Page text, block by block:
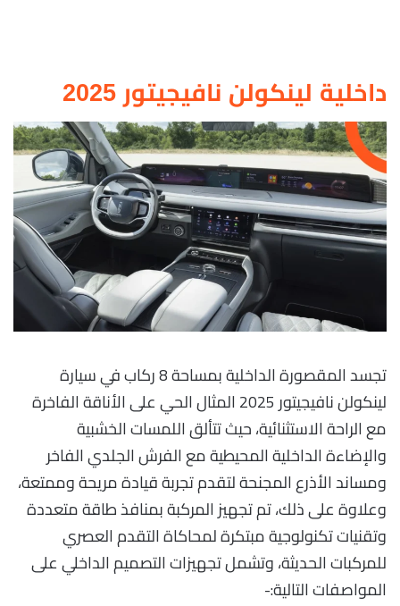
داخلية لينكولن نافيجيتور 2025
تجسد المقصورة الداخلية بمساحة 8 ركاب في سيارة
لينكولن نافيجيتور 2025 المثال الحي على الأناقة الفاخرة
مع الراحة الاستثنائية، حيث تتألق اللمسات الخشبية
والإضاءة الداخلية المحيطية مع الفرش الجلدي الفاخر
ومساند الأذرع المجنحة لتقدم تجربة قيادة مريحة وممتعة،
وعلاوة على ذلك، تم تجهيز المركبة بمنافذ طاقة متعددة
وتقنيات تكنولوجية مبتكرة لمحاكاة التقدم العصري
للمركبات الحديثة، وتشمل تجهيزات التصميم الداخلي على
المواصفات التالية:-